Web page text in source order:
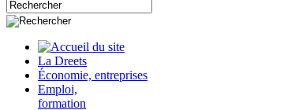
La Dreets
Économie, entreprises
Emploi,
formation